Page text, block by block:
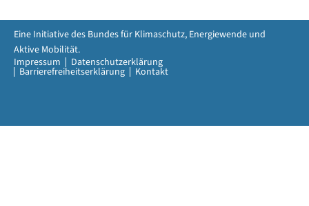
Impressum Datenschutzerklärung
Barrierefreiheitserklärung Kontakt
Eine Initiative des Bundes für Klimaschutz, Energiewende und
Aktive Mobilität.